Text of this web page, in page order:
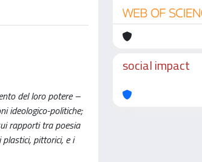
del loro potere –
ideologico-politiche;
rapporti tra poesia
pittorici, e i
social impact